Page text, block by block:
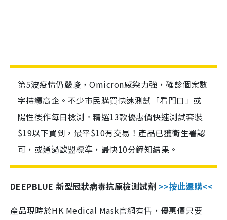
第5波疫情仍嚴峻，Omicron感染力強，確診個案數
字持續高企。不少市民購買快速測試「看門口」或
陽性後作每日檢測。精選13款優惠價快速測試套裝
$19以下買到，最平$10有交易！產品已獲衛生署認
可，或通過歐盟標準，最快10分鐘知結果。
DEEPBLUE 新型冠狀病毒抗原檢測試劑 >>按此選購<<
產品現時於HK Medical Mask官網有售，優惠價只要